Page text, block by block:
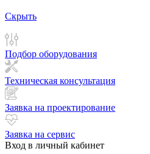
Скрыть
Подбор оборудования
Техническая консультация
Заявка на проектирование
Заявка на сервис
Вход в личный кабинет